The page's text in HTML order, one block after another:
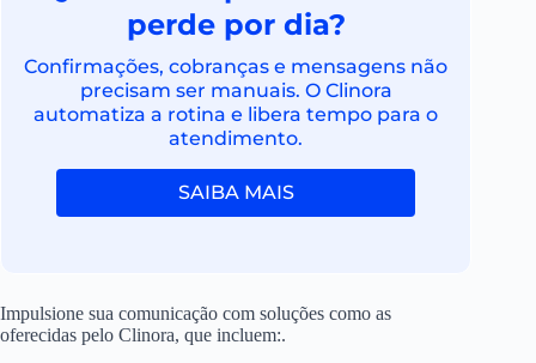
perde por dia?
Confirmações, cobranças e mensagens não
precisam ser manuais. O Clinora
automatiza a rotina e libera tempo para o
atendimento.
SAIBA MAIS
Impulsione sua comunicação com soluções como as
oferecidas pelo Clinora, que incluem:.